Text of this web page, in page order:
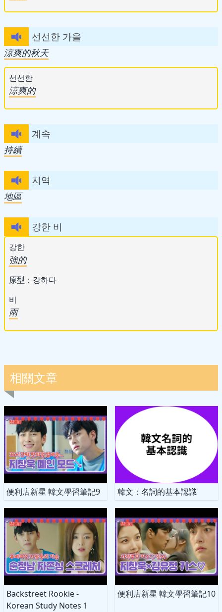
선선한 가을
涼爽的秋天
선선한
涼爽的
계속
持續
지역
地區
강한 비
강한
強的
原型：강하다
비
雨
相關文章
便利店新星 韓文學習筆記9 韓文：名詞的基本認識
Backstreet Rookie -
Korean Study Notes 1
便利店新星 韓文學習筆記10